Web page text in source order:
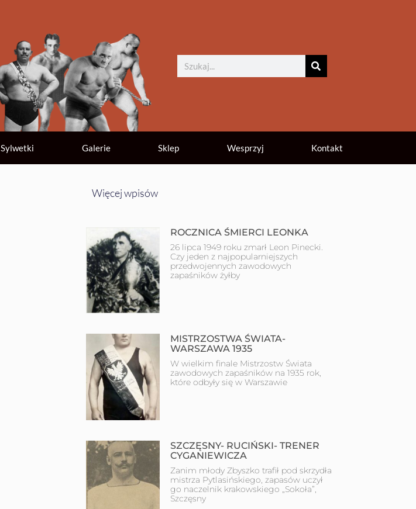
Sylwetki Galerie Sklep Wesprzyj Kontakt
Więcej wpisów
ROCZNICA ŚMIERCI LEONKA
26 lipca 1949 roku zmarł Leon Pinecki.
Czy jeden z najpopularniejszych
przedwojennych zawodowych
zapaśników żyłby
MISTRZOSTWA ŚWIATA-
WARSZAWA 1935
W wielkim finale Mistrzostw Świata
zawodowych zapaśników na 1935 rok,
które odbyły się w Warszawie
SZCZĘSNY- RUCIŃSKI- TRENER
CYGANIEWICZA
Zanim młody Zbyszko trafił pod skrzydła
mistrza Pytlasińskiego, zapasów uczył
go naczelnik krakowskiego „Sokoła”,
Szczęsny